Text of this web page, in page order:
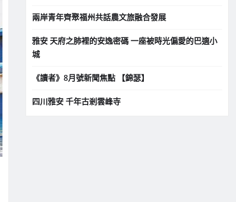
兩岸青年齊聚福州共話農文旅融合發展
雅安 天府之肺裡的安逸密碼 一座被時光偏愛的巴適小
城
《讀者》8月號新聞焦點 【錦瑟】
四川雅安 千年古剎雲峰寺